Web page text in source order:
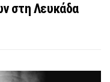
στη Λευκάδα